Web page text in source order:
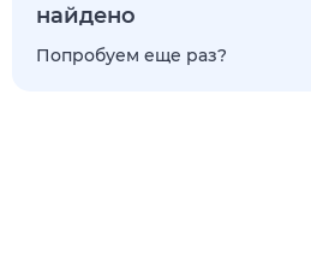
найдено
Попробуем еще раз?